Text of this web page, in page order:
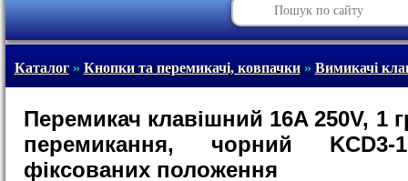
Каталог» Кнопки та перемикачі, ковпачки» Вимикачі
Перемикач клавішний 16A 250V, 1
перемикання, чорний
фіксованих положення